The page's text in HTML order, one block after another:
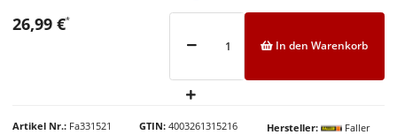
Artikel Nr. Fa331521 GTIN 4003261315216 Hersteller Faller
26,99 €*
In den Warenkorb